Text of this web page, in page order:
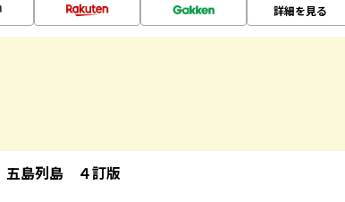
詳細を見る
島列島 ４訂版